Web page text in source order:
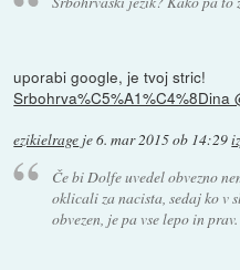
uporabi google, je tvoj stric!
Srbohrva%C5%A1%C4%8Dina
ezikielrage je6. mar 2015 ob 14:29
Če bi Dolfe uvedel obvezno
oklicali za nacista, sedaj ko v
obvezen, je pa vse lepo in prav.